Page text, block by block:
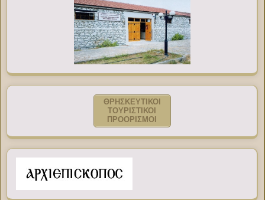
ΘΡΗΣΚΕΥΤΙΚΟΙ
ΤΟΥΡΙΣΤΙΚΟΙ
ΠΡΟΟΡΙΣΜΟΙ